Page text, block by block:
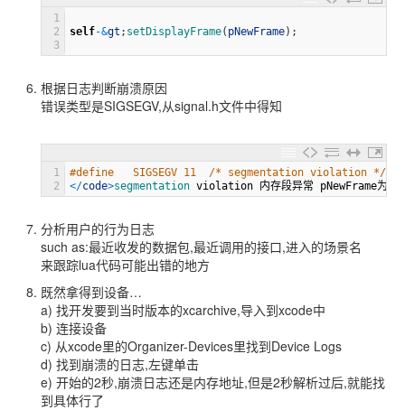
1
2
3
self-&gt ; setDisplayFrame( pNewFrame) ;
根据日志判断崩溃原因
错误类型是SIGSEGV,从signal.h文件中得知
1
2
#define   SIGSEGV 11  /* segmentation violation */
</code>segmentation violation 内存段异常 pNewFrame为空
分析用户的行为日志
such as:最近收发的数据包,最近调用的接口,进入的场景名
来跟踪lua代码可能出错的地方
既然拿得到设备…
a) 找开发要到当时版本的xcarchive,导入到xcode中
b) 连接设备
c) 从xcode里的Organizer-Devices里找到Device Logs
d) 找到崩溃的日志,左键单击
e) 开始的2秒,崩溃日志还是内存地址,但是2秒解析过后,就能找
到具体行了